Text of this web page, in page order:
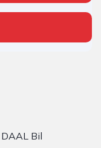
Bil